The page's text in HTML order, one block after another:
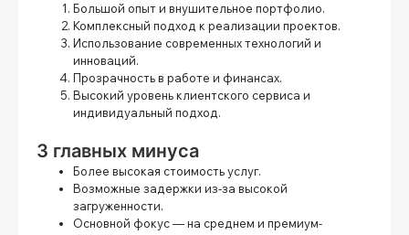
Большой опыт и внушительное портфолио.
Комплексный подход к реализации проектов.
Использование современных технологий и
инноваций.
Прозрачность в работе и финансах.
Высокий уровень клиентского сервиса и
индивидуальный подход.
3 главных минуса
Более высокая стоимость услуг.
Возможные задержки из-за высокой
загруженности.
Основной фокус — на среднем и премиум-